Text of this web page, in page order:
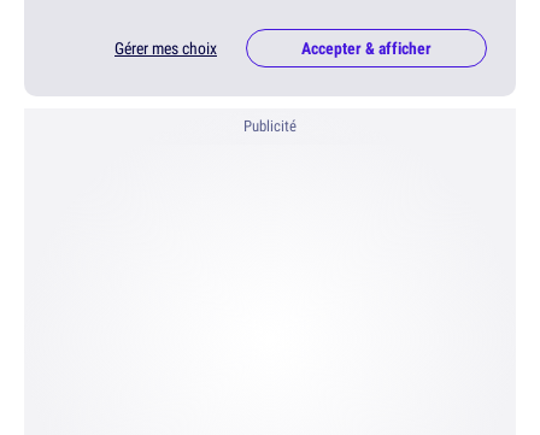
Gérer mes choix Accepter & afficher
Publicité